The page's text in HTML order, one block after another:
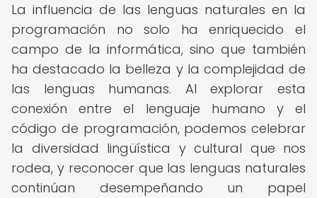
La influencia de las lenguas naturales en la
programación no solo ha enriquecido el
campo de la informática, sino que también
ha destacado la belleza y la complejidad de
las lenguas humanas. Al explorar esta
conexión entre el lenguaje humano y el
código de programación, podemos celebrar
la diversidad lingüística y cultural que nos
rodea, y reconocer que las lenguas naturales
continúan desempeñando un papel